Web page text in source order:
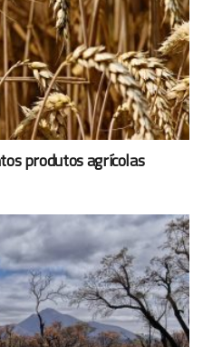
produtos agrícolas